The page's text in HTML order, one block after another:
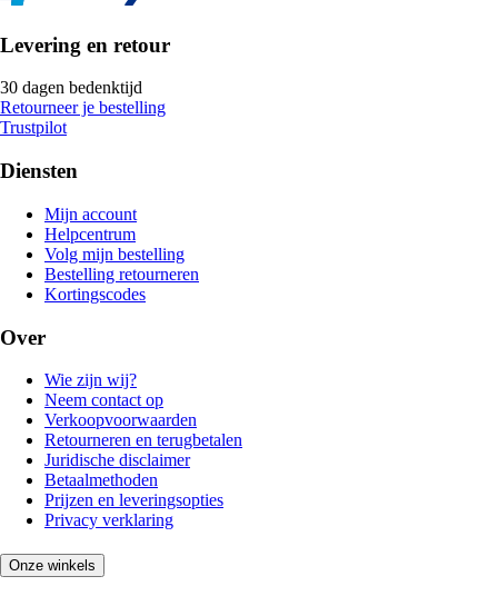
Levering en retour
30 dagen bedenktijd
Retourneer je bestelling
Trustpilot
Diensten
Mijn account
Helpcentrum
Volg mijn bestelling
Bestelling retourneren
Kortingscodes
Over
Wie zijn wij?
Neem contact op
Verkoopvoorwaarden
Retourneren en terugbetalen
Juridische disclaimer
Betaalmethoden
Prijzen en leveringsopties
Privacy verklaring
Onze winkels